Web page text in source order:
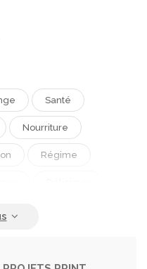
Santé
Nourriture
Régime
Végétarien